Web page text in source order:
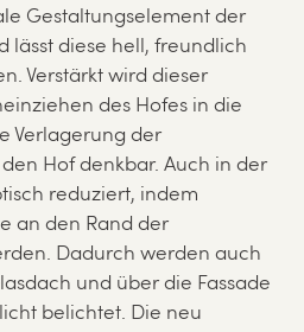
Gestaltungselement der
lässt diese hell, freundlich
Verstärkt wird dieser
des Hofes in die
Verlagerung der
Hof denkbar. Auch in der
reduziert, indem
an den Rand der
Dadurch werden auch
und über die Fassade
belichtet. Die neu